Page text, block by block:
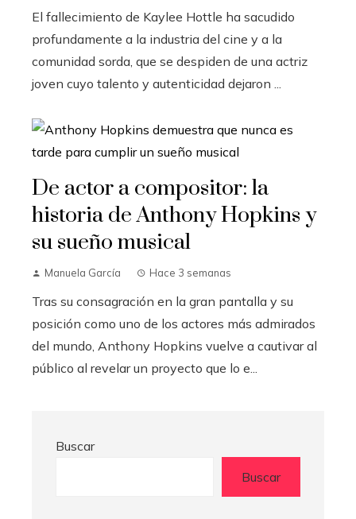
El fallecimiento de Kaylee Hottle ha sacudido
profundamente a la industria del cine y a la
comunidad sorda, que se despiden de una actriz
joven cuyo talento y autenticidad dejaron ...
De actor a compositor: la
historia de Anthony Hopkins y
su sueño musical
Manuela García Hace 3 semanas
Tras su consagración en la gran pantalla y su
posición como uno de los actores más admirados
del mundo, Anthony Hopkins vuelve a cautivar al
público al revelar un proyecto que lo e...
Buscar
Buscar